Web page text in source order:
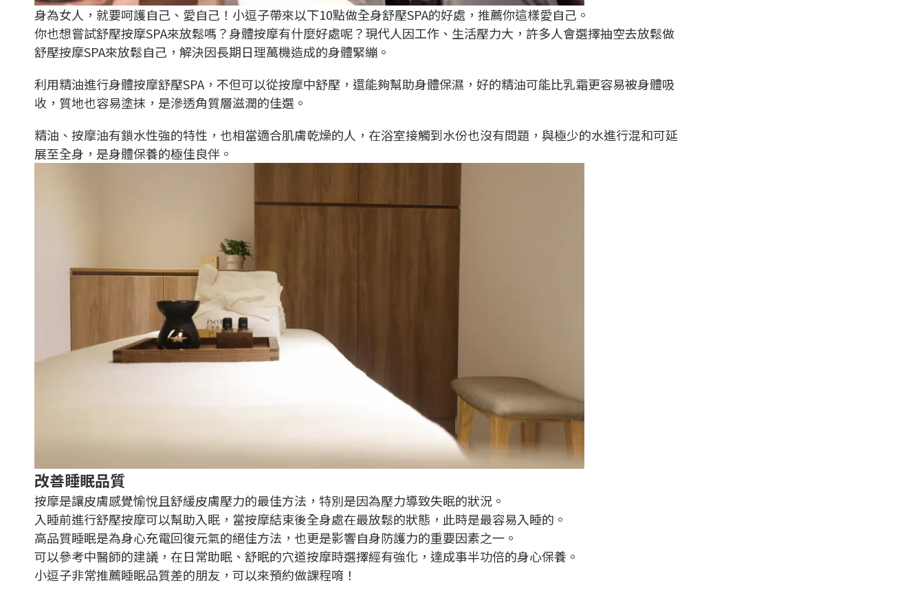
身為女人，就要呵護自己、愛自己！小逗子帶來以下10點做全身舒壓SPA的好處，推薦你這樣愛自己。
你也想嘗試舒壓按摩SPA來放鬆嗎？身體按摩有什麼好處呢？現代人因工作、生活壓力大，許多人會選擇抽空去放鬆做
舒壓按摩SPA來放鬆自己，解決因長期日理萬機造成的身體緊繃。
利用精油進行身體按摩舒壓SPA，不但可以從按摩中舒壓，還能夠幫助身體保濕，好的精油可能比乳霜更容易被身體吸
收，質地也容易塗抹，是滲透角質層滋潤的佳選。
精油、按摩油有鎖水性強的特性，也相當適合肌膚乾燥的人，在浴室接觸到水份也沒有問題，與極少的水進行混和可延
展至全身，是身體保養的極佳良伴。
改善睡眠品質
按摩是讓皮膚感覺愉悅且舒緩皮膚壓力的最佳方法，特別是因為壓力導致失眠的狀況。
入睡前進行舒壓按摩可以幫助入眠，當按摩結束後全身處在最放鬆的狀態，此時是最容易入睡的。
高品質睡眠是為身心充電回復元氣的絕佳方法，也更是影響自身防護力的重要因素之一。
可以參考中醫師的建議，在日常助眠、舒眠的穴道按摩時選擇經有強化，達成事半功倍的身心保養。
小逗子非常推薦睡眠品質差的朋友，可以來預約做課程唷！